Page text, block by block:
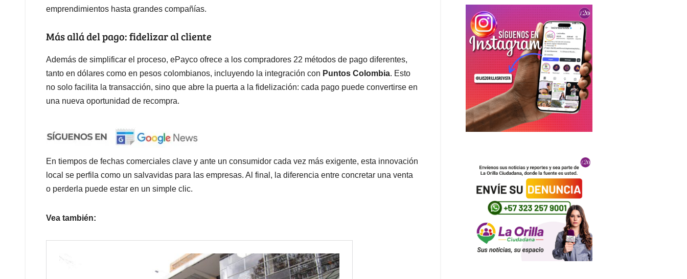
emprendimientos hasta grandes compañías.
Más allá del pago: fidelizar al cliente
Además de simplificar el proceso, ePayco ofrece a los compradores 22 métodos de pago diferentes,
tanto en dólares como en pesos colombianos, incluyendo la integración con Puntos Colombia. Esto
no solo facilita la transacción, sino que abre la puerta a la fidelización: cada pago puede convertirse en
una nueva oportunidad de recompra.
En tiempos de fechas comerciales clave y ante un consumidor cada vez más exigente, esta innovación
local se perfila como un salvavidas para las empresas. Al final, la diferencia entre concretar una venta
o perderla puede estar en un simple clic.
Vea también: